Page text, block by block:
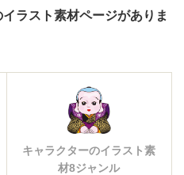
ラスト素材ページがありま
キャラクターのイラスト素
材8ジャンル